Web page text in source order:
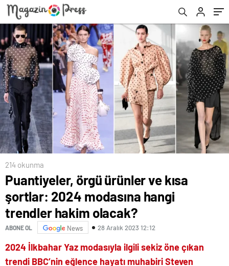
olacak?
214 okunma
Puantiyeler, örgü ürünler ve kısa
şortlar: 2024 modasına hangi
trendler hakim olacak?
ABONE OL News 28 Aralık 2023 12:12
2024 İlkbahar Yaz modasıyla ilgili sekiz öne çıkan
trendi BBC’nin eğlence hayatı muhabiri Steven